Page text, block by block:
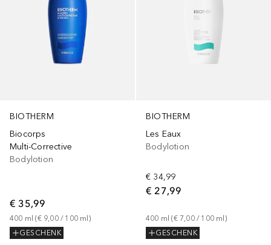
BIOTHERM
Biocorps
Multi-Corrective
Bodylotion
€ 35,99
400 ml (€ 9,00 / 100 ml)
GESCHENK
BIOTHERM
Les Eaux
Bodylotion
€ 34,99
€ 27,99
400 ml (€ 7,00 / 100 ml)
GESCHENK